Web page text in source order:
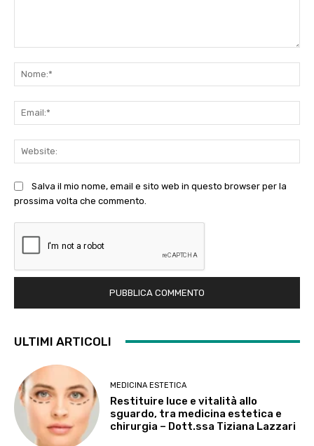
Salva il mio nome, email e sito web in questo browser per la
prossima volta che commento.
ULTIMI ARTICOLI
MEDICINA ESTETICA
Restituire luce e vitalità allo
sguardo, tra medicina estetica e
chirurgia – Dott.ssa Tiziana Lazzari